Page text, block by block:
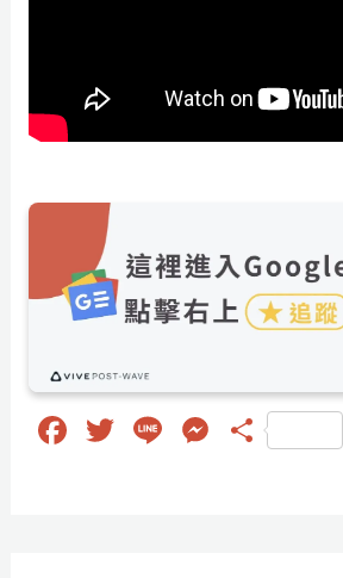
Fa
T
Li
M 分